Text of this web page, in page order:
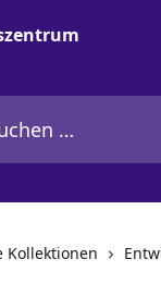
Kollektionen